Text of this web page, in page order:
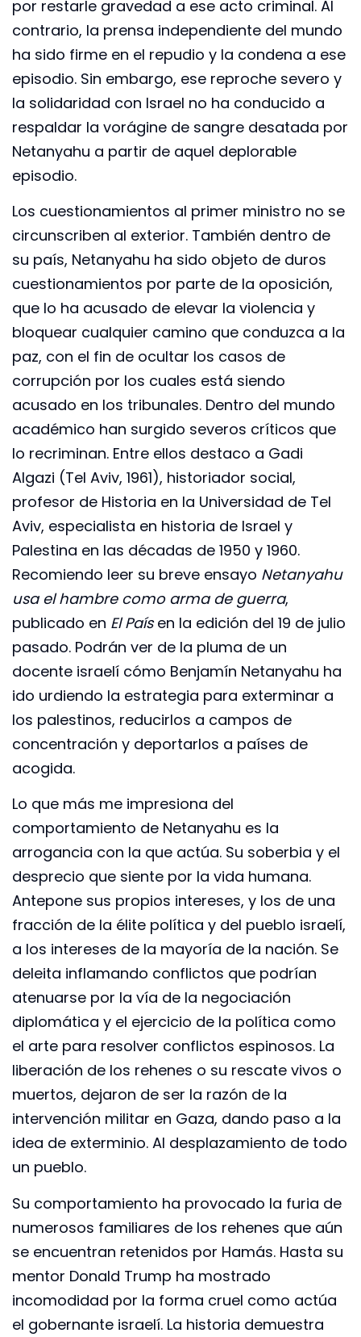
por restarle gravedad a ese acto criminal. Al
contrario, la prensa independiente del mundo
ha sido firme en el repudio y la condena a ese
episodio. Sin embargo, ese reproche severo y
la solidaridad con Israel no ha conducido a
respaldar la vorágine de sangre desatada por
Netanyahu a partir de aquel deplorable
episodio.
Los cuestionamientos al primer ministro no se
circunscriben al exterior. También dentro de
su país, Netanyahu ha sido objeto de duros
cuestionamientos por parte de la oposición,
que lo ha acusado de elevar la violencia y
bloquear cualquier camino que conduzca a la
paz, con el fin de ocultar los casos de
corrupción por los cuales está siendo
acusado en los tribunales. Dentro del mundo
académico han surgido severos críticos que
lo recriminan. Entre ellos destaco a Gadi
Algazi (Tel Aviv, 1961), historiador social,
profesor de Historia en la Universidad de Tel
Aviv, especialista en historia de Israel y
Palestina en las décadas de 1950 y 1960.
Recomiendo leer su breve ensayo Netanyahu
usa el hambre como arma de guerra,
publicado en El Paísen la edición del 19 de julio
pasado. Podrán ver de la pluma de un
docente israelí cómo Benjamín Netanyahu ha
ido urdiendo la estrategia para exterminar a
los palestinos, reducirlos a campos de
concentración y deportarlos a países de
acogida.
Lo que más me impresiona del
comportamiento de Netanyahu es la
arrogancia con la que actúa. Su soberbia y el
desprecio que siente por la vida humana.
Antepone sus propios intereses, y los de una
fracción de la élite política y del pueblo israelí,
a los intereses de la mayoría de la nación. Se
deleita inflamando conflictos que podrían
atenuarse por la vía de la negociación
diplomática y el ejercicio de la política como
el arte para resolver conflictos espinosos. La
liberación de los rehenes o su rescate vivos o
muertos, dejaron de ser la razón de la
intervención militar en Gaza, dando paso a la
idea de exterminio. Al desplazamiento de todo
un pueblo.
Su comportamiento ha provocado la furia de
numerosos familiares de los rehenes que aún
se encuentran retenidos por Hamás. Hasta su
mentor Donald Trump ha mostrado
incomodidad por la forma cruel como actúa
el gobernante israelí. La historia demuestra